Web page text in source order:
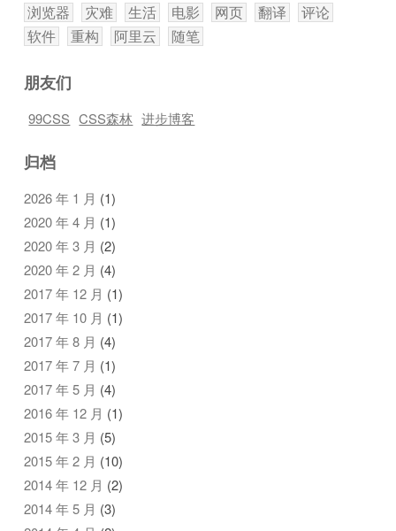
浏览器
灾难 生活 电影 网页 翻译
评论
软件
重构 阿里云 随笔
朋友们
99CSS CSS森林 进步博客
归档
2026 年 1 月 (1)
2020 年 4 月 (1)
2020 年 3 月 (2)
2020 年 2 月 (4)
2017 年 12 月 (1)
2017 年 10 月 (1)
2017 年 8 月 (4)
2017 年 7 月 (1)
2017 年 5 月 (4)
2016 年 12 月 (1)
2015 年 3 月 (5)
2015 年 2 月 (10)
2014 年 12 月 (2)
2014 年 5 月 (3)